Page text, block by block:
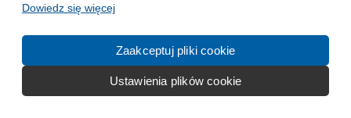
Dowiedz się więcej
Zaakceptuj pliki cookie
Ustawienia plików cookie